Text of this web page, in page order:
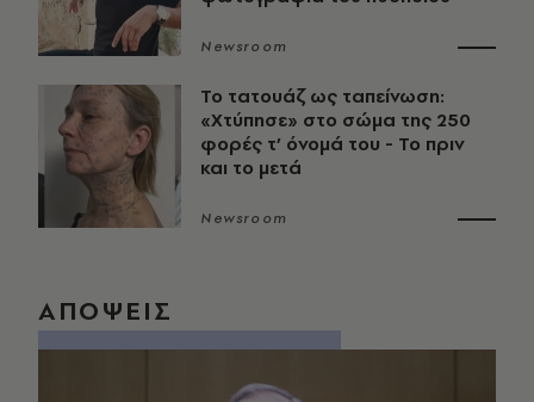
Newsroom
Το τατουάζ ως ταπείνωση:
«Χτύπησε» στο σώμα της 250
φορές τ’ όνομά του - Το πριν
και το μετά
Newsroom
ΑΠΟΨΕΙΣ